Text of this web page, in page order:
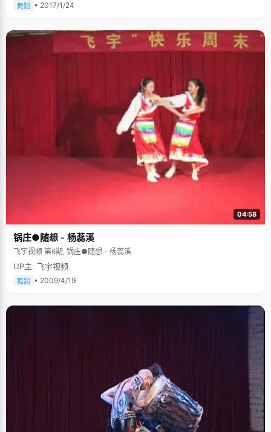
舞蹈 • 2017/1/24
04:58
锅庄●随想 - 杨蕊溪
飞宇视频 第6期, 锅庄●随想 - 杨蕊溪
UP主: 飞宇视频
舞蹈 • 2009/4/19